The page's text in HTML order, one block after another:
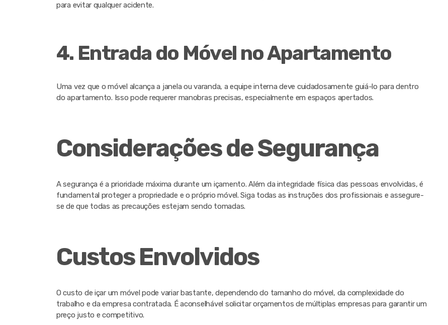
para evitar qualquer acidente.
4. Entrada do Móvel no Apartamento
Uma vez que o móvel alcança a janela ou varanda, a equipe interna deve cuidadosamente guiá-lo para dentro
do apartamento. Isso pode requerer manobras precisas, especialmente em espaços apertados.
Considerações de Segurança
A segurança é a prioridade máxima durante um içamento. Além da integridade física das pessoas envolvidas, é
fundamental proteger a propriedade e o próprio móvel. Siga todas as instruções dos profissionais e assegure-
se de que todas as precauções estejam sendo tomadas.
Custos Envolvidos
O custo de içar um móvel pode variar bastante, dependendo do tamanho do móvel, da complexidade do
trabalho e da empresa contratada. É aconselhável solicitar orçamentos de múltiplas empresas para garantir um
preço justo e competitivo.